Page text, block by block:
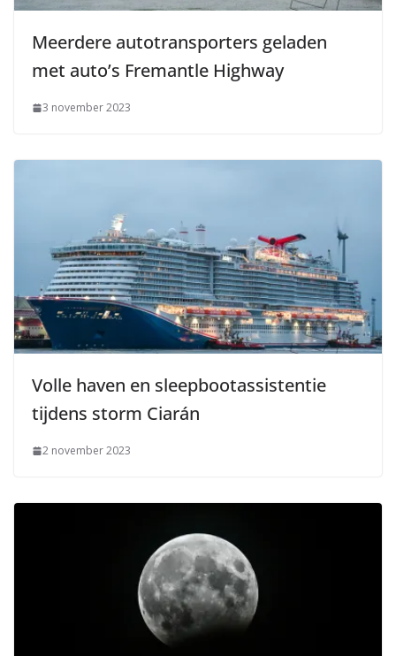
Meerdere autotransporters geladen
met auto’s Fremantle Highway
3 november 2023
Volle haven en sleepbootassistentie
tijdens storm Ciarán
2 november 2023